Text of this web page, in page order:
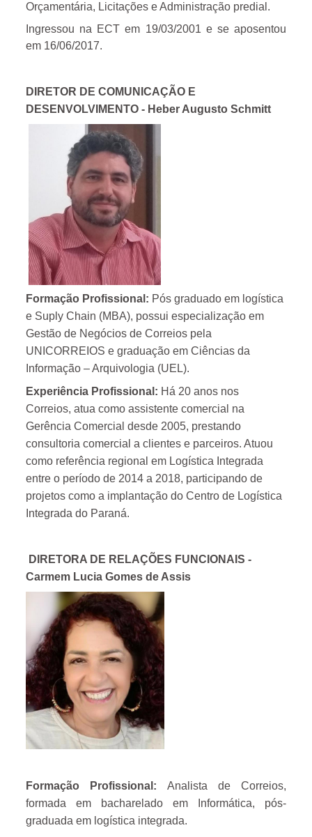
Orçamentária, Licitações e Administração predial.
Ingressou na ECT em 19/03/2001 e se aposentou
em 16/06/2017.
DIRETOR DE COMUNICAÇÃO E
DESENVOLVIMENTO - Heber Augusto Schmitt
Formação Profissional: Pós graduado em logística
e Suply Chain (MBA), possui especialização em
Gestão de Negócios de Correios pela
UNICORREIOS e graduação em Ciências da
Informação – Arquivologia (UEL).
Experiência Profissional: Há 20 anos nos
Correios, atua como assistente comercial na
Gerência Comercial desde 2005, prestando
consultoria comercial a clientes e parceiros. Atuou
como referência regional em Logística Integrada
entre o período de 2014 a 2018, participando de
projetos como a implantação do Centro de Logística
Integrada do Paraná.
DIRETORA DE RELAÇÕES FUNCIONAIS -
Carmem Lucia Gomes de Assis
Formação Profissional: Analista de Correios,
formada em bacharelado em Informática, pós-
graduada em logística integrada.